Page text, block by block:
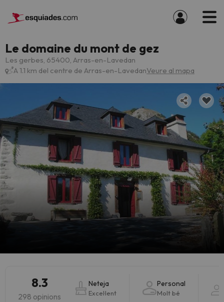
Le domaine du mont de gez
Les gerbes, 65400, Arras-en-Lavedan
A 1.1 km del centre de Arras-en-LavedanVeure al mapa
8.3
298 opinions
Neteja
Excel·lent
Personal
Molt bé